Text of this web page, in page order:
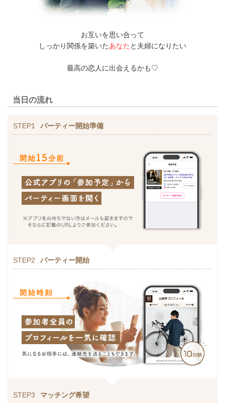
お互いを思い合って
しっかり関係を築いたあなた と夫婦になりたい
最高の恋人に出会えるかも♡
当日の流れ
STEP1 パーティー開始準備
STEP2 パーティー開始
STEP3 マッチング希望